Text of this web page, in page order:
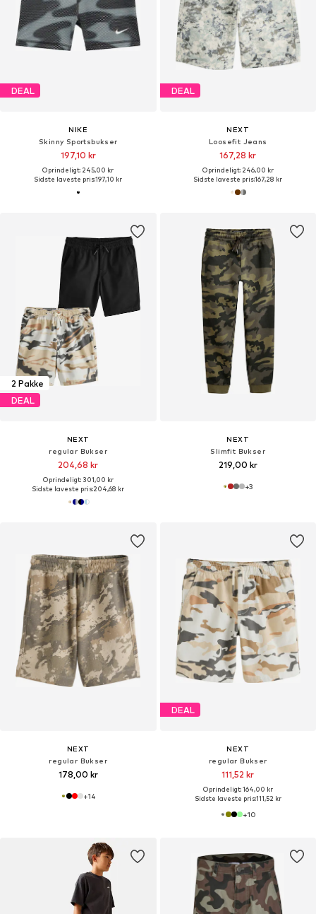
DEAL
NIKE
Skinny Sportsbukser
197,10 kr
Oprindeligt: 245,00 kr
Sidste laveste pris:197,10 kr
DEAL
NEXT
Loosefit Jeans
167,28 kr
Oprindeligt: 246,00 kr
Sidste laveste pris:167,28 kr
2 Pakke
DEAL
NEXT
regular Bukser
204,68 kr
Oprindeligt: 301,00 kr
Sidste laveste pris:204,68 kr
NEXT
Slimfit Bukser
219,00 kr
+3
NEXT
regular Bukser
178,00 kr
+14
DEAL
NEXT
regular Bukser
111,52 kr
Oprindeligt: 164,00 kr
Sidste laveste pris:111,52 kr
+10